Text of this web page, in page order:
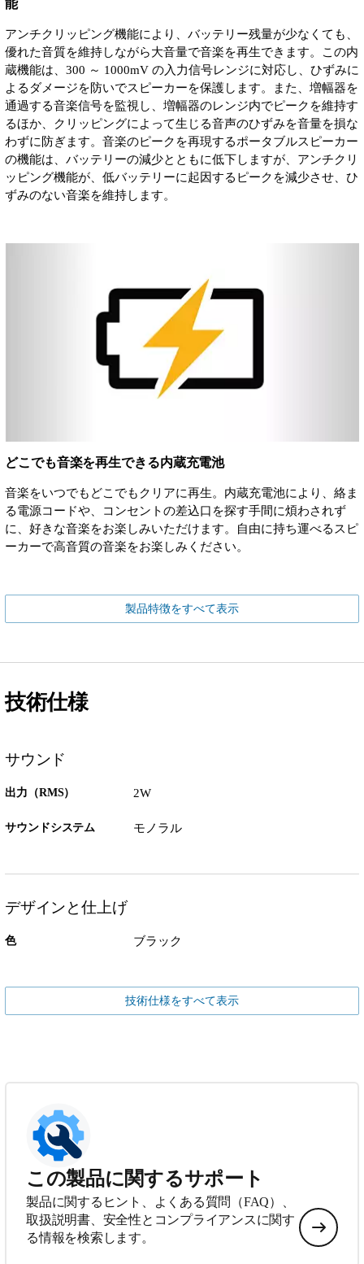
能
アンチクリッピング機能により、バッテリー残量が少なくても、
優れた音質を維持しながら大音量で音楽を再生できます。この内
蔵機能は、300 ～ 1000mV の入力信号レンジに対応し、ひずみに
よるダメージを防いでスピーカーを保護します。また、増幅器を
通過する音楽信号を監視し、増幅器のレンジ内でピークを維持す
るほか、クリッピングによって生じる音声のひずみを音量を損な
わずに防ぎます。音楽のピークを再現するポータブルスピーカー
の機能は、バッテリーの減少とともに低下しますが、アンチクリ
ッピング機能が、低バッテリーに起因するピークを減少させ、ひ
ずみのない音楽を維持します。
どこでも音楽を再生できる内蔵充電池
音楽をいつでもどこでもクリアに再生。内蔵充電池により、絡ま
る電源コードや、コンセントの差込口を探す手間に煩わされず
に、好きな音楽をお楽しみいただけます。自由に持ち運べるスピ
ーカーで高音質の音楽をお楽しみください。
製品特徴をすべて表示
技術仕様
サウンド
出力（RMS） 2W
サウンドシステム モノラル
デザインと仕上げ
色 ブラック
技術仕様をすべて表示
この製品に関するサポート
製品に関するヒント、よくある質問（FAQ）、
取扱説明書、安全性とコンプライアンスに関す
る情報を検索します。